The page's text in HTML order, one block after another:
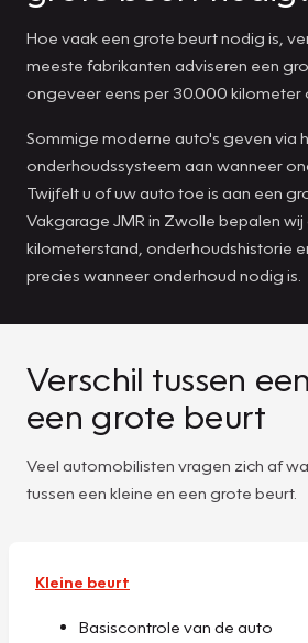
Hoe vaak een grote beurt nodig is,
meeste fabrikanten adviseren een
ongeveer eens per 30.000 kilometer
Sommige moderne auto's geven via
onderhoudssysteem aan wanneer
Twijfelt u of uw auto toe is aan een
Vakgarage JMR in Zwolle bepalen wij
kilometerstand, onderhoudshistorie
precies wanneer onderhoud nodig is.
Verschil tussen
een grote beurt
Veel automobilisten vragen zich af
tussen een kleine en een grote beurt.
Kleine beurt
Basiscontrole van de auto